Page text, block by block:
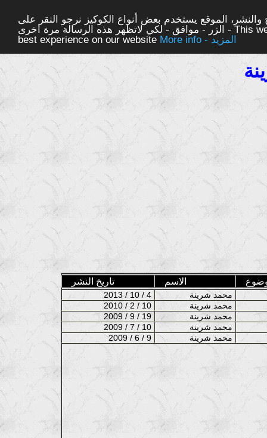
الموقع يستخدم بعض أنواع الكوكيز نرجو النقر على
الزر - موافق - لكي لاتظهر هذه الرسالة مرة اخرى - This website uses cookies to ensure you get the
best experience on our website
More info - المزيد
تاريخ النشر الاسم
2013 / 10 / 4
2010 / 2 / 10
2009 / 9 / 19
2009 / 7 / 10
2009 / 6 / 9